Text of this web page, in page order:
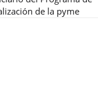
de la pyme